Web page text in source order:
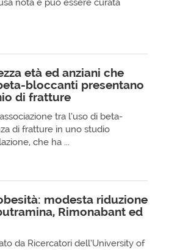
nota e può essere curata
età ed anziani che
bloccanti presentano
di fratture
tra l’uso di beta-
di fratture in uno studio
che ha ...
modesta riduzione
Rimonabant ed
da Ricercatori dell’University of